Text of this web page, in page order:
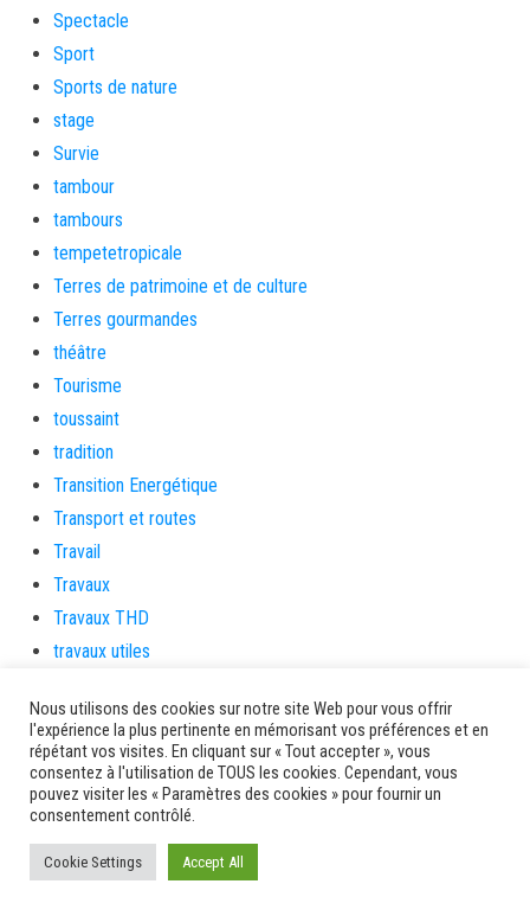
Spectacle
Sport
Sports de nature
stage
Survie
tambour
tambours
tempetetropicale
Terres de patrimoine et de culture
Terres gourmandes
théâtre
Tourisme
toussaint
tradition
Transition Energétique
Transport et routes
Travail
Travaux
Travaux THD
travaux utiles
TZCLD
uncategorized
Venir en Martinique
Video
vidététladjéko
Vie Municipale
Nous utilisons des cookies sur notre site Web pour vous offrir
l'expérience la plus pertinente en mémorisant vos préférences et en
répétant vos visites. En cliquant sur « Tout accepter », vous
consentez à l'utilisation de TOUS les cookies. Cependant, vous
pouvez visiter les « Paramètres des cookies » pour fournir un
consentement contrôlé.
Cookie Settings Accept All